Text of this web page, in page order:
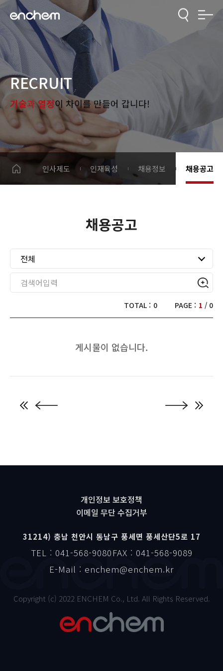
RECRUIT
기술과열정이 차이를 만들어 갑니다!
인사제도 인재육성 채용정보 채용공고
채용공고
전체
TOTAL : 0 PAGE : 1 / 0
게시물이 없습니다.
개인정보 보호정책
이메일 무단 수집거부
31214) 충남 천안시 동남구 풍세면 풍세산단5로 17
TEL : 041-568-9080 FAX : 041-568-9089
E-Mail : enchem@enchem.kr
Copyright (c) 2022 ENCHEM Co., Ltd. All Rights Reserved.